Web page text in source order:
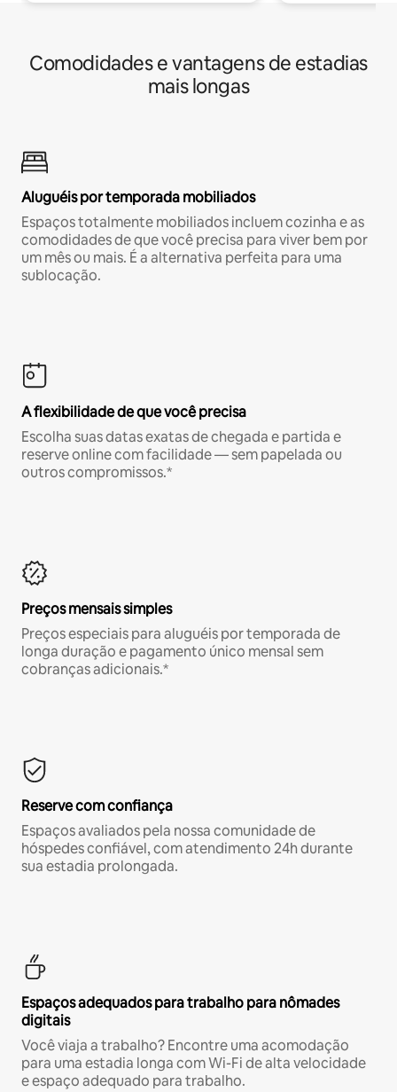
Comodidades e vantagens de estadias
mais longas
Aluguéis por temporada mobiliados
Espaços totalmente mobiliados incluem cozinha e as
comodidades de que você precisa para viver bem por
um mês ou mais. É a alternativa perfeita para uma
sublocação.
A flexibilidade de que você precisa
Escolha suas datas exatas de chegada e partida e
reserve online com facilidade — sem papelada ou
outros compromissos.*
Preços mensais simples
Preços especiais para aluguéis por temporada de
longa duração e pagamento único mensal sem
cobranças adicionais.*
Reserve com confiança
Espaços avaliados pela nossa comunidade de
hóspedes confiável, com atendimento 24h durante
sua estadia prolongada.
Espaços adequados para trabalho para nômades
digitais
Você viaja a trabalho? Encontre uma acomodação
para uma estadia longa com Wi-Fi de alta velocidade
e espaço adequado para trabalho.